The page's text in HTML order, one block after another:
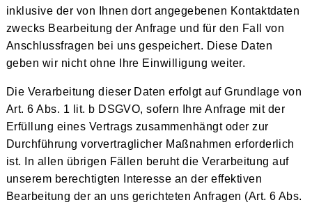
inklusive der von Ihnen dort angegebenen Kontaktdaten
zwecks Bearbeitung der Anfrage und für den Fall von
Anschlussfragen bei uns gespeichert. Diese Daten
geben wir nicht ohne Ihre Einwilligung weiter.
Die Verarbeitung dieser Daten erfolgt auf Grundlage von
Art. 6 Abs. 1 lit. b DSGVO, sofern Ihre Anfrage mit der
Erfüllung eines Vertrags zusammenhängt oder zur
Durchführung vorvertraglicher Maßnahmen erforderlich
ist. In allen übrigen Fällen beruht die Verarbeitung auf
unserem berechtigten Interesse an der effektiven
Bearbeitung der an uns gerichteten Anfragen (Art. 6 Abs.